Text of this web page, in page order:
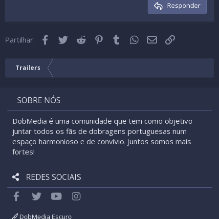
26
Trebuchet MS
Cabeçalho 3Responder
Partilhar: Facebook
Twitter Reddit Pinterest
Tumblr WhatsApp
Email
Trailers
SOBRE NÓS
DobMedia é uma comunidade que tem como objetivo
juntar todos os fãs de dobragens portuguesas num
espaço harmonioso e de convívio. Juntos somos mais
fortes!
REDES SOCIAIS
FacebookTwitter youtube
DobMedia Escuro